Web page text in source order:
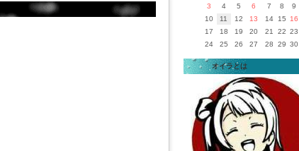
3
4 5 6 7 8
9
10
11 12 13 14 15
16
17
18 19 20 21 22 23
24
25 26 27 28 29 30
オイラとは